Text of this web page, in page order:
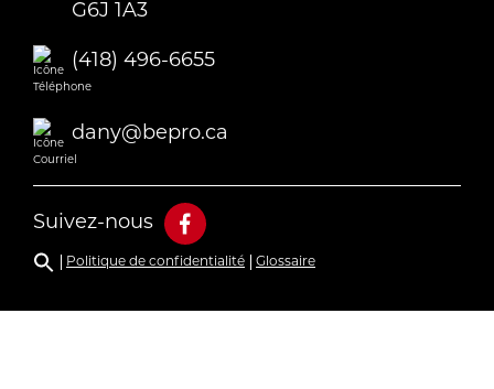
G6J 1A3
(418) 496-6655
dany@bepro.ca
Suivez-nous
Politique de confidentialité Glossaire